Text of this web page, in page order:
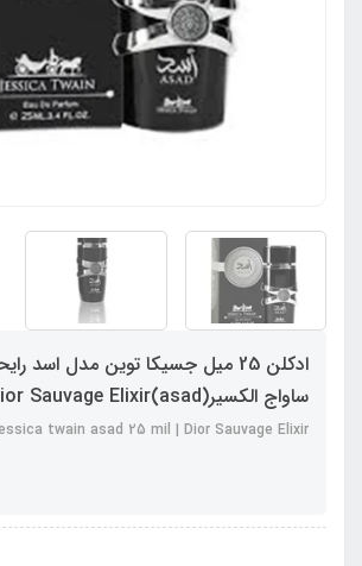
ادکلن 25 میل جسیکا توین مدل اسد
ساواج الکسیر(asad)Dior Sauvage Elixir
twain asad 25 mil | Dior Sauvage Elixir